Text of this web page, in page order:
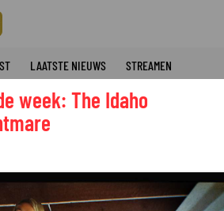
LAATSTE NIEUWS STREAMEN
week: The Idaho